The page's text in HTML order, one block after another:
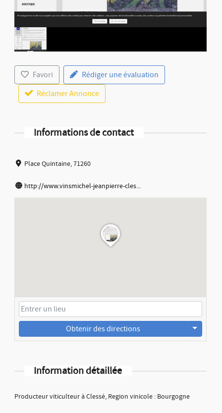
Favori
Rédiger une évaluation
Réclamer Annonce
Informations de contact
Place Quintaine, 71260
http://www.vinsmichel-jeanpierre-cles...
Obtenir des directions
Information détaillée
Producteur viticulteur à Clessé, Region vinicole : Bourgogne